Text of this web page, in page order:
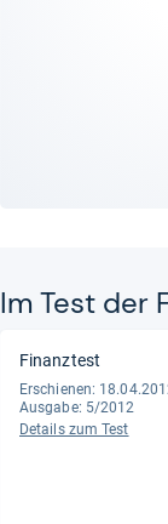
Im Test der
Finanztest
Erschienen:
Ausgabe: 5/2012
Details zum Test